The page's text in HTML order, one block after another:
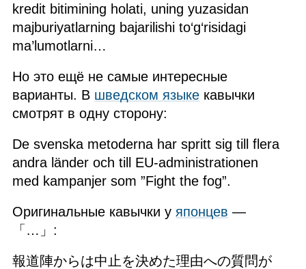
kredit bitimining holati, uning yuzasidan
majburiyatlarning bajarilishi to‘g‘risidagi
ma’lumotlarni…
Но это ещё не самые интересные
варианты. В шведском языке кавычки
смотрят в одну сторону:
De svenska metoderna har spritt sig till flera
andra länder och till EU‑administrationen
med kampanjer som ”Fight the fog”.
Оригинальные кавычки у японцев —
「…」:
報道陣からは中止を決めた理由への質問が